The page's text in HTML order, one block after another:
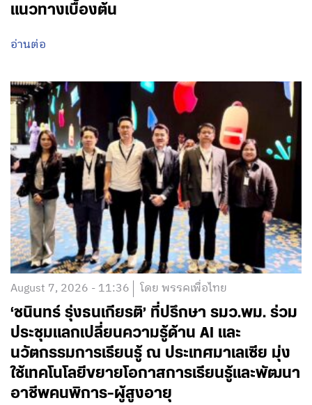
แนวทางเบื้องต้น
อ่านต่อ
August 7, 2026 - 11:36 โดย พรรคเพื่อไทย
‘ชนินทร์ รุ่งธนเกียรติ’ ที่ปรึกษา รมว.พม. ร่วม
ประชุมแลกเปลี่ยนความรู้ด้าน AI และ
นวัตกรรมการเรียนรู้ ณ ประเทศมาเลเซีย มุ่ง
ใช้เทคโนโลยีขยายโอกาสการเรียนรู้และพัฒนา
อาชีพคนพิการ-ผู้สูงอายุ